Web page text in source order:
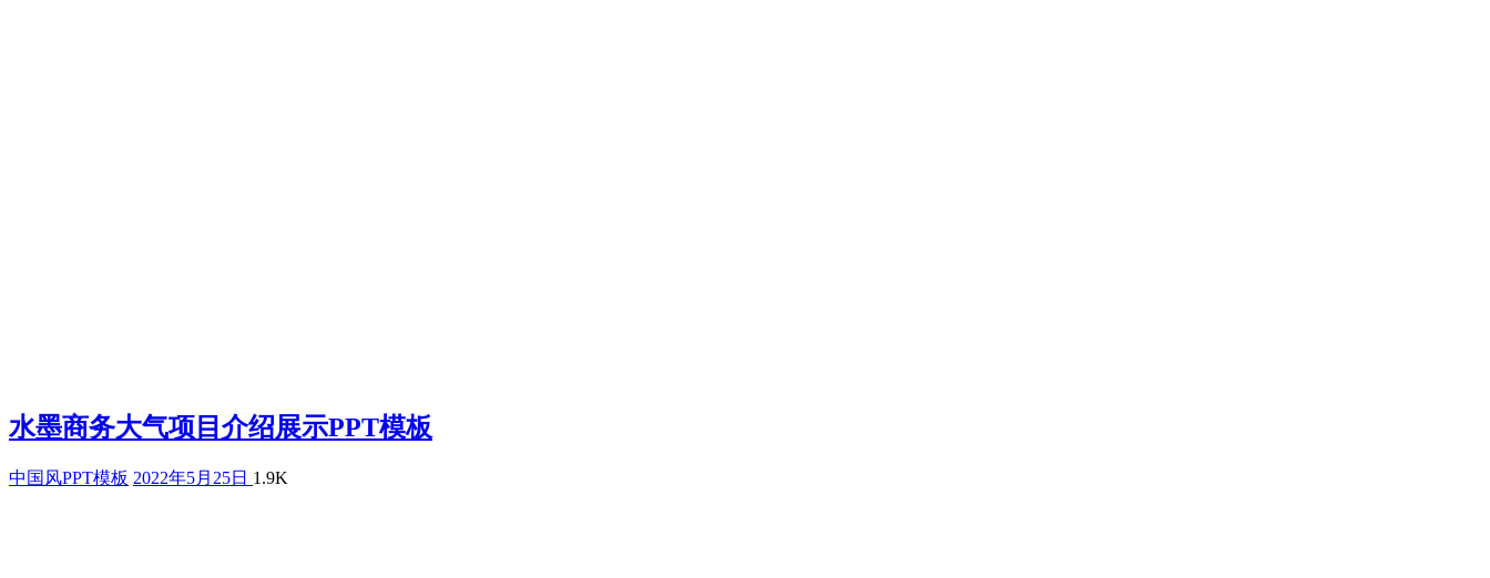
水墨商务大气项目介绍展示PPT模板
中国风PPT模板 2022年5月25日 1.9K